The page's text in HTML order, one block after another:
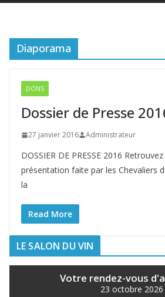
Diaporama
DONS
Dossier de Presse
27 janvier 2016 Administrateur
DOSSIER DE PRESSE 2016
présentation faite par les Chevaliers
la
Read More
LE SALON DU VIN
Votre rendez-vous
23 octobre 2026